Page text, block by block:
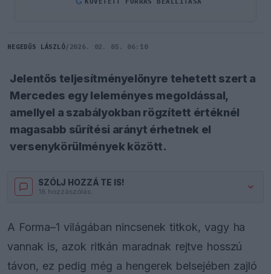
KÖVETETT FORRÁS BEÁLLÍTÁSA
HEGEDŰS LÁSZLÓ/ 2026. 02. 05. 06:10
Jelentős teljesítményelőnyre tehetett szert a
Mercedes egy leleményes megoldással,
amellyel a szabályokban rögzített értéknél
magasabb sűrítési arányt érhetnek el
versenykörülmények között.
SZÓLJ HOZZÁ TE IS!
18 hozzászólás.
A Forma–1 világában nincsenek titkok, vagy ha
vannak is, azok ritkán maradnak rejtve hosszú
távon, ez pedig még a hengerek belsejében zajló